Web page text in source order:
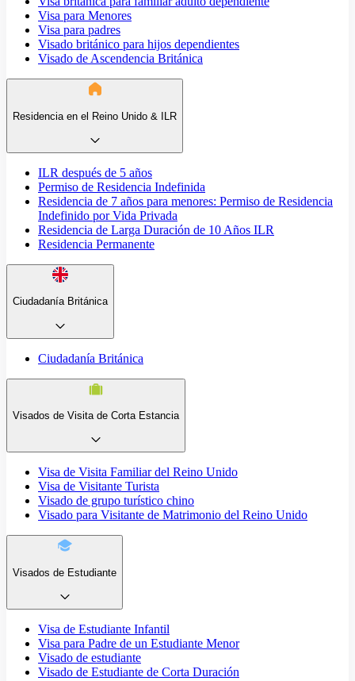
Visa para Menores
Visa para padres
Visado británico para hijos dependientes
Visado de Ascendencia Británica
Residencia en el Reino Unido & ILR
ILR después de 5 años
Permiso de Residencia Indefinida
Residencia de 7 años para menores: Permiso de Residencia
Indefinido por Vida Privada
Residencia de Larga Duración de 10 Años ILR
Residencia Permanente
Ciudadanía Británica
Ciudadanía Británica
Visados de Visita de Corta Estancia
Visa de Visita Familiar del Reino Unido
Visa de Visitante Turista
Visado de grupo turístico chino
Visado para Visitante de Matrimonio del Reino Unido
Visados de Estudiante
Visa de Estudiante Infantil
Visa para Padre de un Estudiante Menor
Visado de estudiante
Visado de Estudiante de Corta Duración